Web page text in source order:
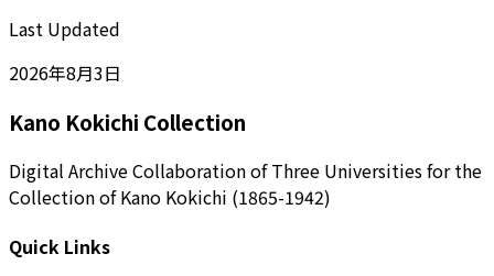
Last Updated
2026年8月3日
Kano Kokichi Collection
Digital Archive Collaboration of Three Universities for the
Collection of Kano Kokichi (1865-1942)
Quick Links